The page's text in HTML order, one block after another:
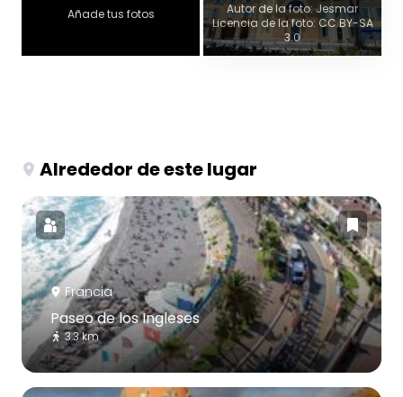
Añade tus fotos
Autor de la foto: Jesmar
Licencia de la foto: CC BY-SA
3.0
Alrededor de este lugar
Francia
Paseo de los Ingleses
3.3 km